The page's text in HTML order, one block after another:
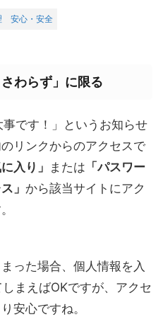
安心・安全
わらず」に限る
です！」というお知らせ
リンクからのアクセスで
入り」 または 「パスワー
」 から該当サイトにアク
った場合、個人情報を入
まえばOKですが、アクセ
安心ですね。